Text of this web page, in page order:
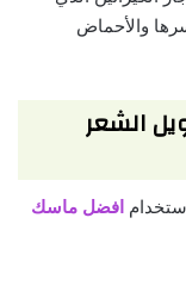
والأحماض
الشعر
افضل ماسك